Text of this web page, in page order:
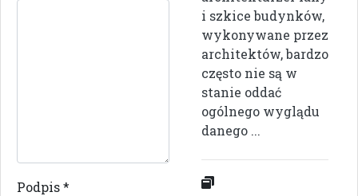
Podpis*
i szkice budynków,
wykonywane przez
architektów, bardzo
często nie są w
stanie oddać
ogólnego wyglądu
danego ...